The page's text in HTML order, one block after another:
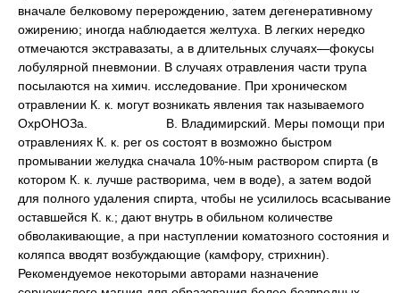
вначале белковому перерождению, затем дегенеративному
ожирению; иногда наблюдается желтуха. В легких нередко
отмечаются экстравазаты, а в длительных случаях—фокусы
лобулярной пневмонии. В случаях отравления части трупа
посылаются на химич. исследование. При хроническом
отравлении К. к. могут возникать явления так называемого
ОхрОНОЗа.
В. Владимирский. Меры помощи при
отравлениях К. к. per os состоят в возможно быстром
промывании желудка сначала 10%-ным раствором спирта (в
котором К. к. лучше растворима, чем в воде), а затем водой
для полного удаления спирта, чтобы не усилилось всасывание
оставшейся К. к.; дают внутрь в обильном количестве
обволакивающие, а при наступлении коматозного состояния и
коляпса вводят возбуждающие (камфору, стрихнин).
Рекомендуемое некоторыми авторами назначение